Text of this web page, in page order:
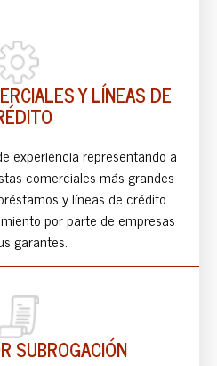
Y LÍNEAS DE
experiencia representando a
comerciales más grandes
y líneas de crédito
por parte de empresas
garantes.
SUBROGACIÓN